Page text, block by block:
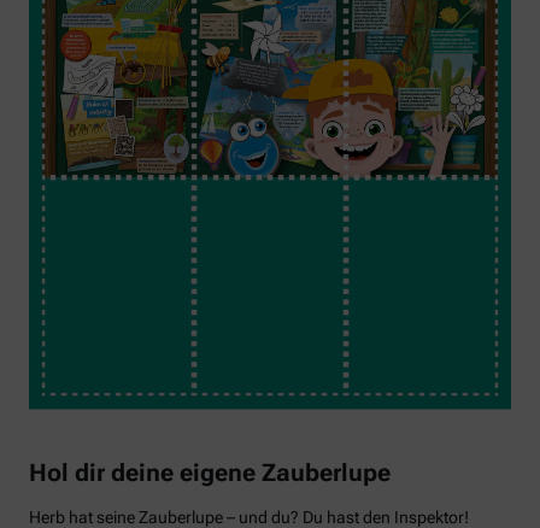
Hol dir deine eigene Zauberlupe
Herb hat seine Zauberlupe – und du? Du hast den Inspektor!